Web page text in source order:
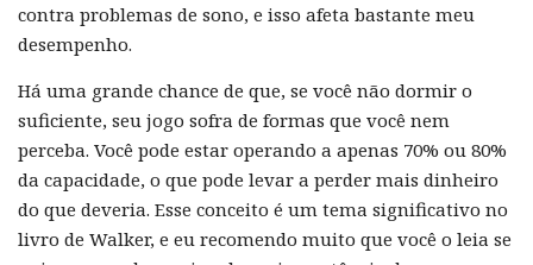
contra problemas de sono, e isso afeta bastante meu
desempenho.
Há uma grande chance de que, se você não dormir o
suficiente, seu jogo sofra de formas que você nem
perceba. Você pode estar operando a apenas 70% ou 80%
da capacidade, o que pode levar a perder mais dinheiro
do que deveria. Esse conceito é um tema significativo no
livro de Walker, e eu recomendo muito que você o leia se